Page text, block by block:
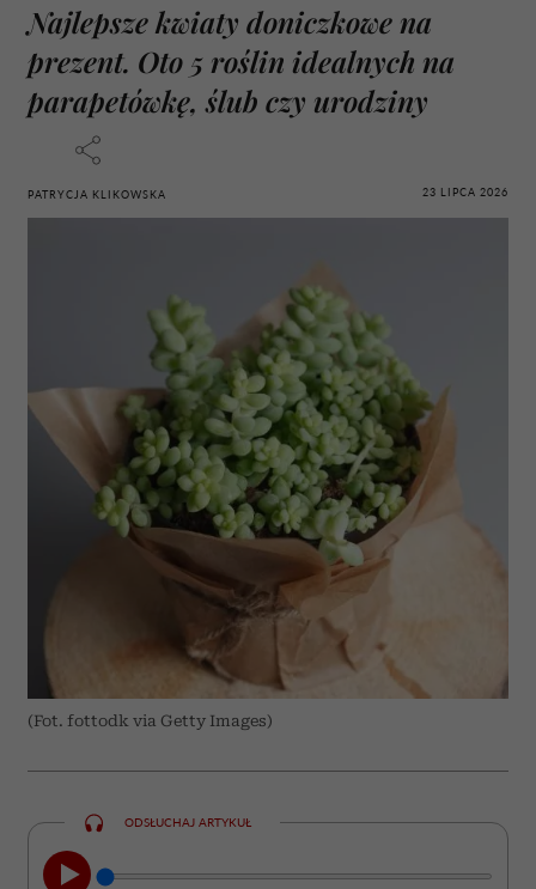
Najlepsze kwiaty doniczkowe na
prezent. Oto 5 roślin idealnych na
parapetówkę, ślub czy urodziny
PATRYCJA KLIKOWSKA 23 LIPCA 2026
(Fot. fottodk via Getty Images)
ODSŁUCHAJ ARTYKUŁ